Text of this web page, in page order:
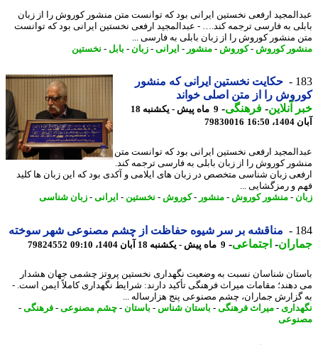
ارفعی نخستین ایرانی بود که توانست متن منشور کوروش را از زبان
به فارسی ترجمه کند.… - عبدالمجید ارفعی نخستین ایرانی بود که توانست
منشور کوروش را از زبان بابلی به فارسی ...
کوروش -کوروش -منشور-ایرانی- زبان -بابل -نخستین
حکایت نخستین ایرانی که منشور
را از متن اصلی خواند
آنلاین-فرهنگی-
9 ماه پیش - یکشنبه 18
79830016
ارفعی نخستین ایرانی بود که توانست متن
کوروش را از زبان بابلی به فارسی ترجمه کند.
زبان شناسی متخصص در زبان های ایلامی و آکدی بود که این زبان ها کلید
و رمزگشایی ...
-منشور کوروش -منشور-کوروش -نخستین-ایرانی- زبان شناسی
مناقشه بر سر شیوه حفاظت از چشم مصنوعی شهر سوخته
- اجتماعی-9 ماه پیش - یکشنبه 18 آبان 1404، 09:10 79824552
شناسان نسبت به وضعیت نگهداری نخستین پروتز چشمی جهان هشدار
مقامات میراث فرهنگی تأکید دارند: شرایط نگهداری کاملاً ایمن است. -
جماران، چشم مصنوعی پنج هزارساله ...
- میراث فرهنگی-باستان شناس-باستان-چشم مصنوعی-فرهنگی-